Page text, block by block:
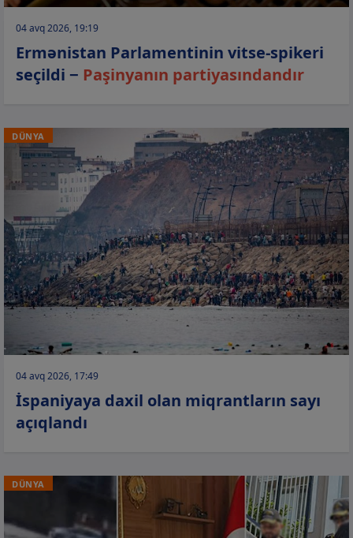
04 avq 2026, 19:19
Ermənistan Parlamentinin vitse-spikeri
seçildi − Paşinyanın partiyasındandır
DÜNYA
04 avq 2026, 17:49
İspaniyaya daxil olan miqrantların sayı
açıqlandı
DÜNYA